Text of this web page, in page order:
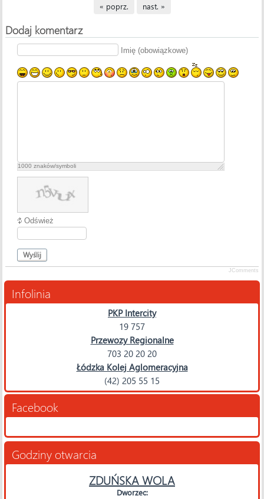
« poprz. nast. »
Dodaj komentarz
Imię (obowiązkowe)
1000 znaków/symboli
Odśwież
Wyślij
JComments
Infolinia
PKP Intercity
19 757
Przewozy Regionalne
703 20 20 20
Łódzka Kolej Aglomeracyjna
(42) 205 55 15
Facebook
Godziny otwarcia
ZDUŃSKA WOLA
Dworzec: